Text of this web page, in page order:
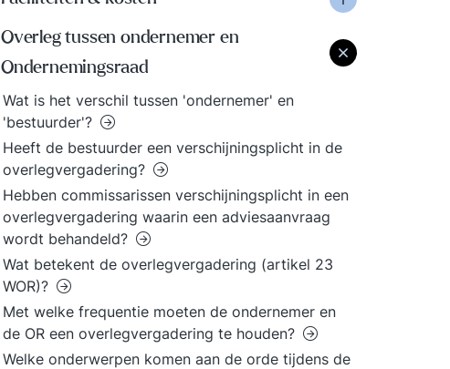
Overleg tussen ondernemer en
Ondernemingsraad
Wat is het verschil tussen 'ondernemer' en
'bestuurder'?
Heeft de bestuurder een verschijningsplicht in de
overlegvergadering?
Hebben commissarissen verschijningsplicht in een
overlegvergadering waarin een adviesaanvraag
wordt behandeld?
Wat betekent de overlegvergadering (artikel 23
WOR)?
Met welke frequentie moeten de ondernemer en
de OR een overlegvergadering te houden?
Welke onderwerpen komen aan de orde tijdens de